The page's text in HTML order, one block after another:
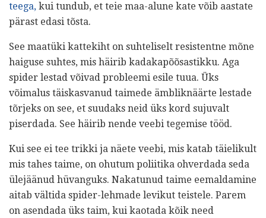
teega, kui tundub, et teie maa-alune kate võib aastate
pärast edasi tõsta.
See maatüki kattekiht on suhteliselt resistentne mõne
haiguse suhtes, mis häirib kadakapõõsastikku. Aga
spider lestad võivad probleemi esile tuua. Üks
võimalus täiskasvanud taimede ämbliknäärte lestade
tõrjeks on see, et suudaks neid üks kord sujuvalt
piserdada. See häirib nende veebi tegemise tööd.
Kui see ei tee trikki ja näete veebi, mis katab täielikult
mis tahes taime, on ohutum poliitika ohverdada seda
ülejäänud hüvanguks. Nakatunud taime eemaldamine
aitab vältida spider-lehmade levikut teistele. Parem
on asendada üks taim, kui kaotada kõik need